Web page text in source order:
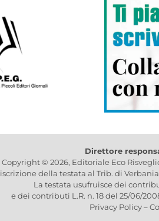
Direttore
Copyright © 2026, Editoriale Eco
iscrizione della testata al Trib. di Verbania
La testata usufruisce dei
e dei contributi L.R. n. 18 del 25/06/
Privacy Policy–